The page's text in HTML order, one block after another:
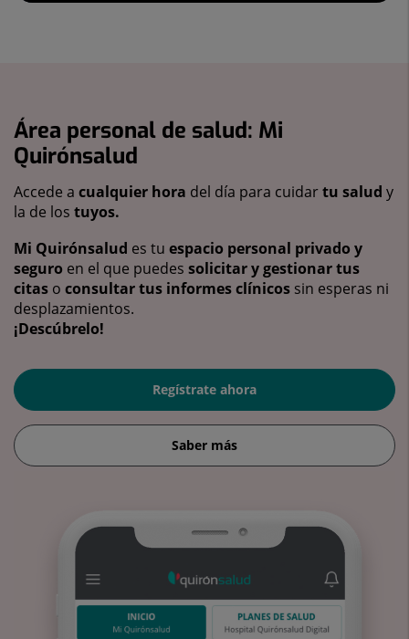
Área personal de salud: Mi
Quirónsalud
Accede a cualquier hora del día para cuidartu salud y
la de los tuyos.
Mi Quirónsalud es tu espacio personal privado y
seguro en el que puedes solicitar y gestionar tus
citas o consultar tus informes clínicos sin esperas ni
desplazamientos.
¡Descúbrelo!
Regístrate ahora
Saber más